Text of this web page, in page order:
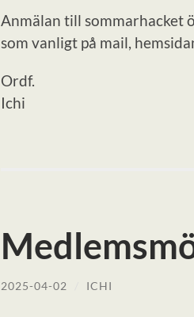
Anmälan till sommarhacket
som vanligt på mail,
Ordf.
Ichi
2025-04-02 ICHI